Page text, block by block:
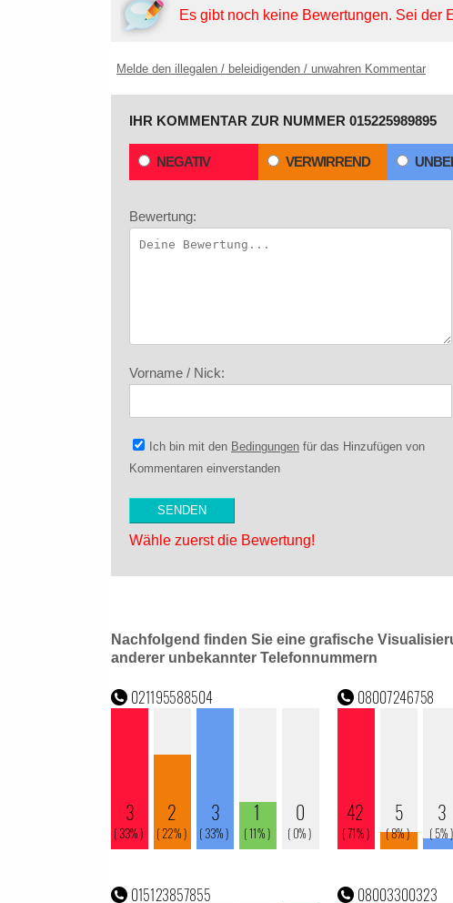
Es gibt noch keine Bewertungen. Sei der
Melde den illegalen / beleidigenden / unwahren Kommentar
IHR KOMMENTAR ZUR NUMMER 015225989895
NEGATIV VERWIRREND
Bewertung:
Vorname / Nick:
Ich bin mit den Bedingungen für das Hinzufügen von
Kommentaren einverstanden
Wähle zuerst die Bewertung!
Nachfolgend finden Sie eine grafische
anderer unbekannter Telefonnummern